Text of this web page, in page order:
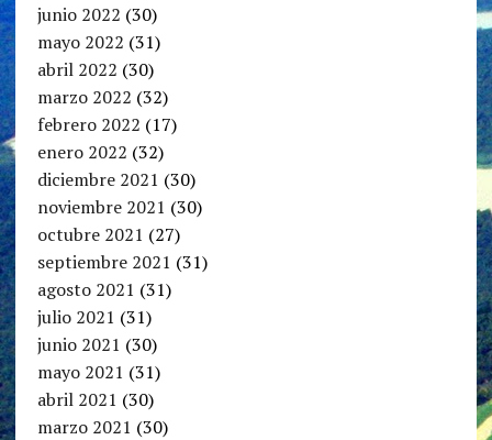
junio 2022 (30)
mayo 2022 (31)
abril 2022 (30)
marzo 2022 (32)
febrero 2022 (17)
enero 2022 (32)
diciembre 2021 (30)
noviembre 2021 (30)
octubre 2021 (27)
septiembre 2021 (31)
agosto 2021 (31)
julio 2021 (31)
junio 2021 (30)
mayo 2021 (31)
abril 2021 (30)
marzo 2021 (30)